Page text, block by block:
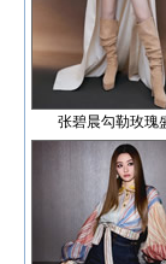
张碧晨勾勒玫瑰